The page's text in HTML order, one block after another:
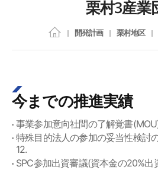
栗村3産業
開発計画 栗村地区
今までの推進実績
事業参加意向社間の了解覚書
特殊目的法人の参加の妥当性検討
12.
SPC参加出資審議(資本金の20%出